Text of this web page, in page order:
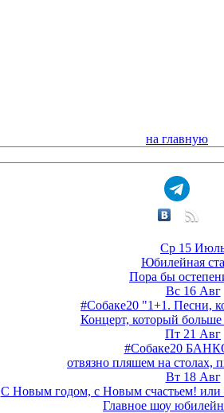
на главную
Ср 15
Юбилейная
Пора бы
Вс 16 Авг
#Собаке20 "1+1. Песни,
Концерт, который больше
Пт 21 Авг
#Собаке20
отвязно пляшем на столах,
Вт 18 Авг
С Новым годом, с Новым счастьем! или
Главное шоу